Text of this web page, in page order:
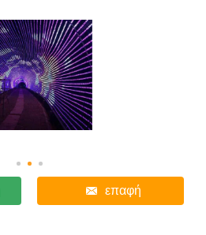
επαφή